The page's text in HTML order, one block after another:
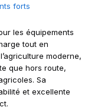
forts
les équipements
tout en
moderne,
que hors route,
Sa
et excellente